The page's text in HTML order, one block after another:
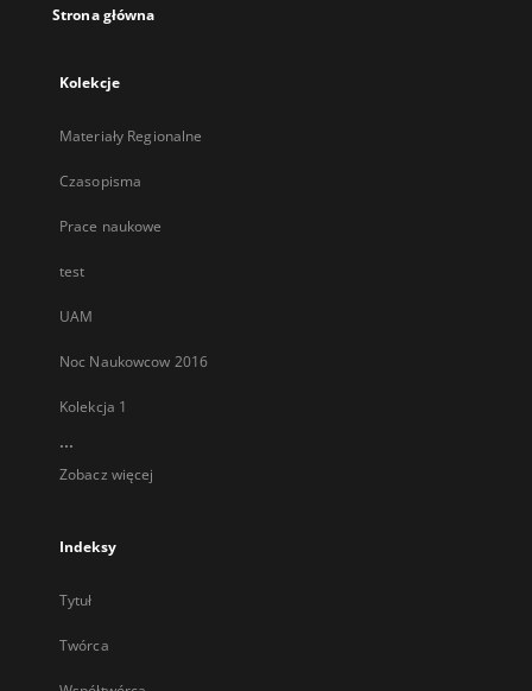
Strona główna
Kolekcje
Materiały Regionalne
Czasopisma
Prace naukowe
test
UAM
Noc Naukowcow 2016
Kolekcja 1
...
Zobacz więcej
Indeksy
Tytuł
Twórca